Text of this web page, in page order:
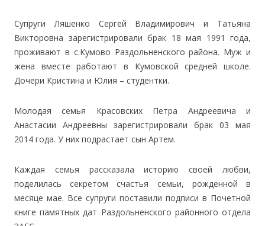
Супруги Ляшенко Сергей Владимирович и Татьяна
Викторовна зарегистрировали брак 18 мая 1991 года,
проживают в с.Кумово Раздольненского района. Муж и
жена вместе работают в Кумовской средней школе.
Дочери Кристина и Юлия – студентки.
Молодая семья Красовских Петра Андреевича и
Анастасии Андреевны зарегистрировали брак 03 мая
2014 года. У них подрастает сын Артем.
Каждая семья рассказала историю своей любви,
поделилась секретом счастья семьи, рожденной в
месяце мае. Все супруги поставили подписи в Почетной
книге памятных дат Раздольненского районного отдела